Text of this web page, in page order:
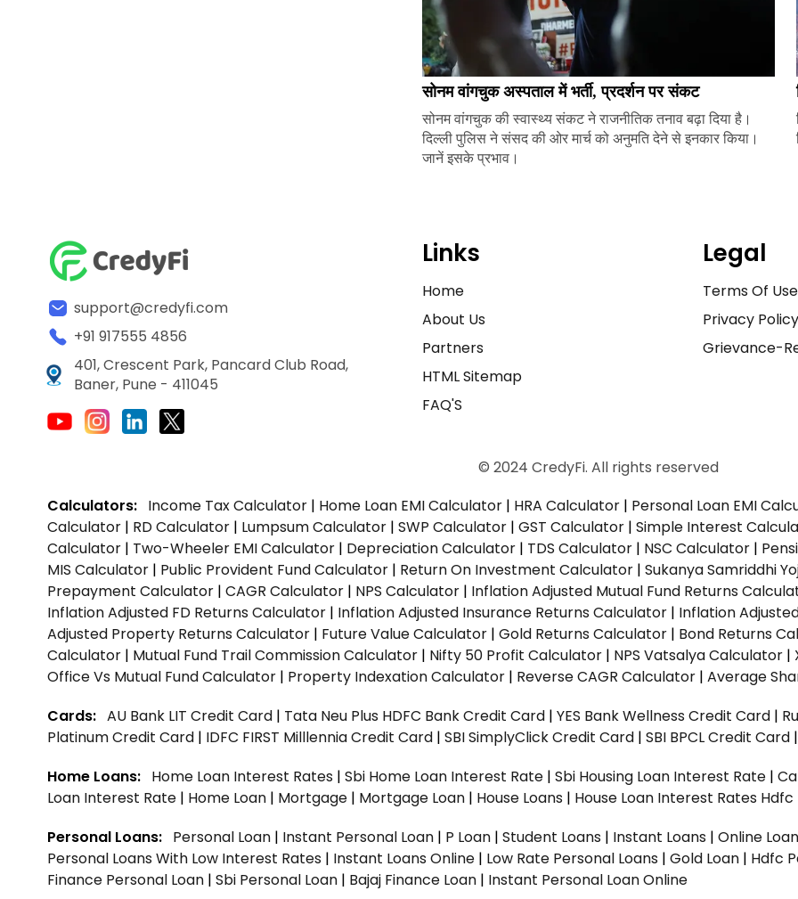
सोनम वांगचुक अस्पताल में भर्ती, प्रदर्शन पर संकट
सोनम वांगचुक की स्वास्थ्य संकट ने राजनीतिक तनाव बढ़ा दिया है।
दिल्ली पुलिस ने संसद की ओर मार्च को अनुमति देने से इनकार किया।
जानें इसके प्रभाव।
support@credyfi.com
+91 917555 4856
401, Crescent Park, Pancard Club Road,
Baner, Pune - 411045
Links
Home
About Us
Partners
HTML Sitemap
FAQ'S
Legal
Terms Of Use
Privacy Policy
Grievance-
© 2024 CredyFi. All rights reserved
Calculators: Income Tax Calculator | Home Loan EMI Calculator | HRA Calculator | Personal Loan EMI
Calculator | RD Calculator | Lumpsum Calculator | SWP Calculator | GST Calculator | Simple Interest
Calculator | Two-Wheeler EMI Calculator | Depreciation Calculator | TDS Calculator | NSC Calculator |
MIS Calculator | Public Provident Fund Calculator | Return On Investment Calculator | Sukanya Samriddhi
Prepayment Calculator | CAGR Calculator | NPS Calculator | Inflation Adjusted Mutual Fund Returns
Inflation Adjusted FD Returns Calculator | Inflation Adjusted Insurance Returns Calculator | Inflation
Adjusted Property Returns Calculator | Future Value Calculator | Gold Returns Calculator | Bond Returns
Calculator | Mutual Fund Trail Commission Calculator | Nifty 50 Profit Calculator | NPS Vatsalya Calculator |
Office Vs Mutual Fund Calculator | Property Indexation Calculator | Reverse CAGR Calculator | Average
Cards: AU Bank LIT Credit Card | Tata Neu Plus HDFC Bank Credit Card | YES Bank Wellness Credit Card |
Platinum Credit Card | IDFC FIRST Milllennia Credit Card | SBI SimplyClick Credit Card | SBI BPCL Credit Card |
Home Loans: Home Loan Interest Rates | Sbi Home Loan Interest Rate | Sbi Housing Loan Interest Rate |
Loan Interest Rate | Home Loan | Mortgage | Mortgage Loan | House Loans | House Loan Interest Rates Hdfc
Personal Loans: Personal Loan | Instant Personal Loan | P Loan | Student Loans | Instant Loans | Online Loan
Personal Loans With Low Interest Rates | Instant Loans Online | Low Rate Personal Loans | Gold Loan | Hdfc
Finance Personal Loan | Sbi Personal Loan | Bajaj Finance Loan | Instant Personal Loan Online